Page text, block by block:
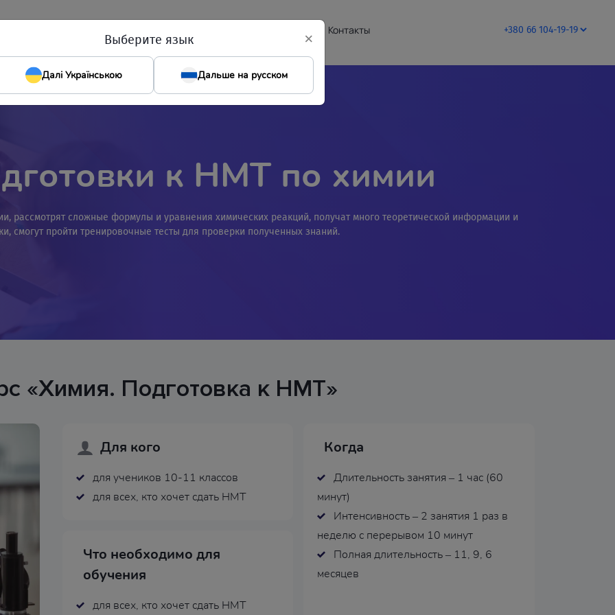
Контакты
к НМТ по химии
рассмотрят сложные формулы и уравнения химических реакций, получат много теоретической информации и
смогут пройти тренировочные тесты для проверки полученных знаний.
«Химия. Подготовка к НМТ»
Для кого
для учеников 10-11 классов
для всех, кто хочет сдать НМТ
Что необходимо для
обучения
для всех, кто хочет сдать НМТ
Когда
Длительность занятия – 1 час (60
минут)
Интенсивность – 2 занятия 1 раз в
неделю с перерывом 10 минут
Полная длительность – 11, 9, 6
месяцев
×
Выберите язык
Далі Українською Дальше на русском